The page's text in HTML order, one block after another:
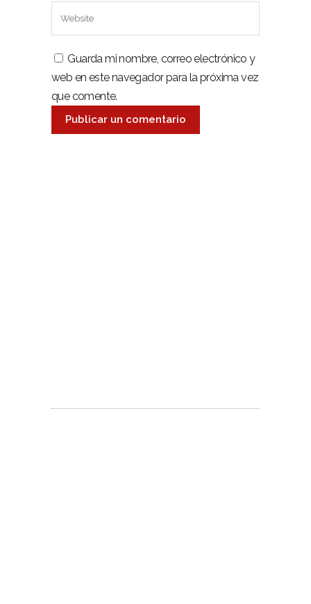
Guarda mi nombre, correo electrónico y
web en este navegador para la próxima vez
que comente.